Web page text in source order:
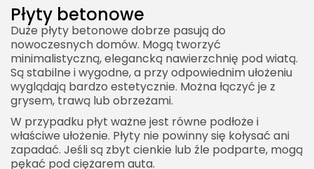
Płyty betonowe
Duże płyty betonowe dobrze pasują do
nowoczesnych domów. Mogą tworzyć
minimalistyczną, elegancką nawierzchnię pod wiatą.
Są stabilne i wygodne, a przy odpowiednim ułożeniu
wyglądają bardzo estetycznie. Można łączyć je z
grysem, trawą lub obrzeżami.
W przypadku płyt ważne jest równe podłoże i
właściwe ułożenie. Płyty nie powinny się kołysać ani
zapadać. Jeśli są zbyt cienkie lub źle podparte, mogą
pękać pod ciężarem auta.